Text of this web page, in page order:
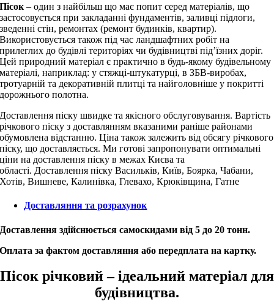
Пісок – один з найбільш що має попит серед матеріалів, що
застосовується при закладанні фундаментів, заливці підлоги,
зведенні стін, ремонтах (ремонт будинків, квартир).
Використовується також під час ландшафтних робіт на
прилеглих до будівлі територіях чи будівництві під’їзних доріг.
Цей природний матеріал є практично в будь-якому будівельному
матеріалі, наприклад: у стяжці-штукатурці, вЗБВ-виробах,
тротуарній та декоративній плитці та найголовніше у покритті
дорожнього полотна.
Доставлення піску швидке та якісного обслуговування. Вартість
річкового піску з доставлянням вказаними раніше районами
обумовлена відстанню. Ціна також залежить від обсягу річкового
піску, що доставляється. Ми готові запропонувати оптимальні
ціни на доставлення піску в межах Києва та
області. Доставлення піску Васильків, Київ, Боярка, Чабани,
Хотів, Вишневе, Калинівка, Глевахо, Крюківщина, Гатне
Доставляння та розрахунок
Доставлення здійснюється самоскидами від 5 до 20 тонн.
Оплата за фактом доставляння або передплата на картку.
Пісок річковий – ідеальний матеріал для
будівництва.